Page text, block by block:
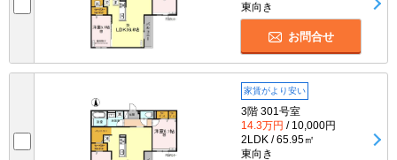
東向き
お問合せ
家賃がより安い
3階 301号室
14.3万円 / 10,000円
2LDK / 65.95㎡
東向き